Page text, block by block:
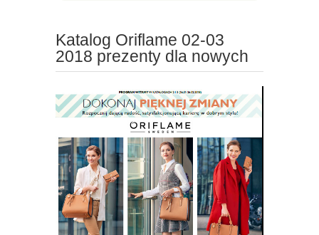
Katalog Oriflame 02-03
2018 prezenty dla nowych